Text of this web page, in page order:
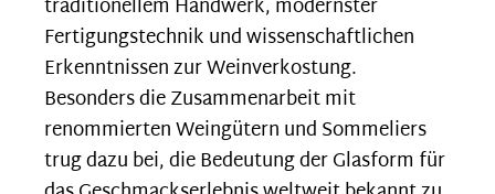
traditionellem Handwerk, modernster
Fertigungstechnik und wissenschaftlichen
Erkenntnissen zur Weinverkostung.
Besonders die Zusammenarbeit mit
renommierten Weingütern und Sommeliers
trug dazu bei, die Bedeutung der Glasform für